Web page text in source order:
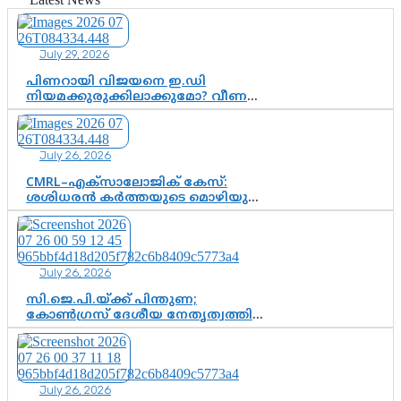
July 29, 2026
പിണറായി വിജയനെ ഇ.ഡി
നിയമക്കുരുക്കിലാക്കുമോ? വീണ
വിജയൻ മാപ്പുസാക്ഷിയാകുമോ?
കർത്തയുടെ മൊഴി നിർണായക
വഴിത്തിരിവാകുമോ?
July 26, 2026
CMRL–എക്‌സാലോജിക് കേസ്:
ശശിധരൻ കർത്തയുടെ മൊഴിയുടെ
അടിസ്ഥാനത്തിൽ പിണറായി
വിജയനെ ചോദ്യം ചെയ്യുന്നതിൽ ഉടൻ
തീരുമാനം; വീണയ്‌ക്കെതിരെ
കൂടുതൽ തെളിവുകൾ പരിശോധിച്ച്
ഇഡി
July 26, 2026
സി.ജെ.പി.യ്ക്ക് പിന്തുണ;
കോൺഗ്രസ് ദേശീയ നേതൃത്വത്തിൽ
ആശങ്കയോ? പാർട്ടിക്കുള്ളിൽ
ഭിന്നാഭിപ്രായമെന്ന വിലയിരുത്തൽ
July 26, 2026